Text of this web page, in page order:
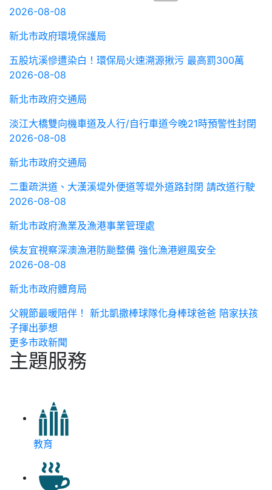
2026-08-08
新北市政府環境保護局
五股坑溪慘遭染白！環保局火速溯源揪污 最高罰300萬
2026-08-08
新北市政府交通局
淡江大橋雙向機車道及人行/自行車道今晚21時預警性封閉
2026-08-08
新北市政府交通局
二重疏洪道、大漢溪堤外便道等堤外道路封閉 請改道行駛
2026-08-08
新北市政府漁業及漁港事業管理處
侯友宜視察深澳漁港防颱整備 強化漁港避風安全
2026-08-08
新北市政府體育局
父親節最暖陪伴！ 新北凱撒棒球隊化身棒球爸爸 陪家扶孩
子揮出夢想
更多市政新聞
主題服務
教育